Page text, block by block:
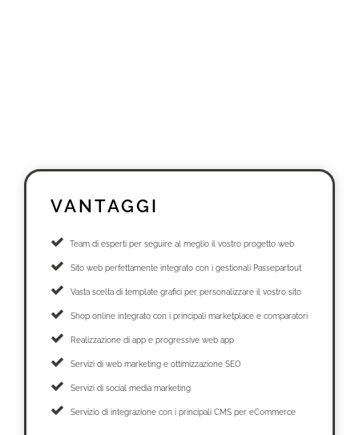
VANTAGGI
Team di esperti per seguire al meglio il vostro progetto web
Sito web perfettamente integrato con i gestionali Passepartout
Vasta scelta di template grafici per personalizzare il vostro sito
Shop online integrato con i principali marketplace e comparatori
Realizzazione di app e progressive web app
Servizi di web marketing e ottimizzazione SEO
Servizi di social media marketing
Servizio di integrazione con i principali CMS per eCommerce